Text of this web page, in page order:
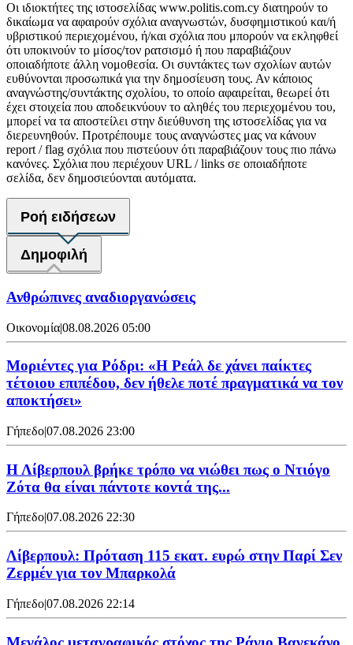
Οι ιδιοκτήτες της ιστοσελίδας www.politis.com.cy διατηρούν το
δικαίωμα να αφαιρούν σχόλια αναγνωστών, δυσφημιστικού και/ή
υβριστικού περιεχομένου, ή/και σχόλια που μπορούν να εκληφθεί
ότι υποκινούν το μίσος/τον ρατσισμό ή που παραβιάζουν
οποιαδήποτε άλλη νομοθεσία. Οι συντάκτες των σχολίων αυτών
ευθύνονται προσωπικά για την δημοσίευση τους. Αν κάποιος
αναγνώστης/συντάκτης σχολίου, το οποίο αφαιρείται, θεωρεί ότι
έχει στοιχεία που αποδεικνύουν το αληθές του περιεχομένου του,
μπορεί να τα αποστείλει στην διεύθυνση της ιστοσελίδας για να
διερευνηθούν. Προτρέπουμε τους αναγνώστες μας να κάνουν
report / flag σχόλια που πιστεύουν ότι παραβιάζουν τους πιο πάνω
κανόνες. Σχόλια που περιέχουν URL / links σε οποιαδήποτε
σελίδα, δεν δημοσιεύονται αυτόματα.
Ροή ειδήσεων
Δημοφιλή
Ανθρώπινες αναδιοργανώσεις
Οικονομία|08.08.2026 05:00
Μοριέντες για Ρόδρι: «Η Ρεάλ δε χάνει παίκτες
τέτοιου επιπέδου, δεν ήθελε ποτέ πραγματικά να τον
αποκτήσει»
Γήπεδο|07.08.2026 23:00
Η Λίβερπουλ βρήκε τρόπο να νιώθει πως ο Ντιόγο
Ζότα θα είναι πάντοτε κοντά της...
Γήπεδο|07.08.2026 22:30
Λίβερπουλ: Πρόταση 115 εκατ. ευρώ στην Παρί Σεν
Ζερμέν για τον Μπαρκολά
Γήπεδο|07.08.2026 22:14